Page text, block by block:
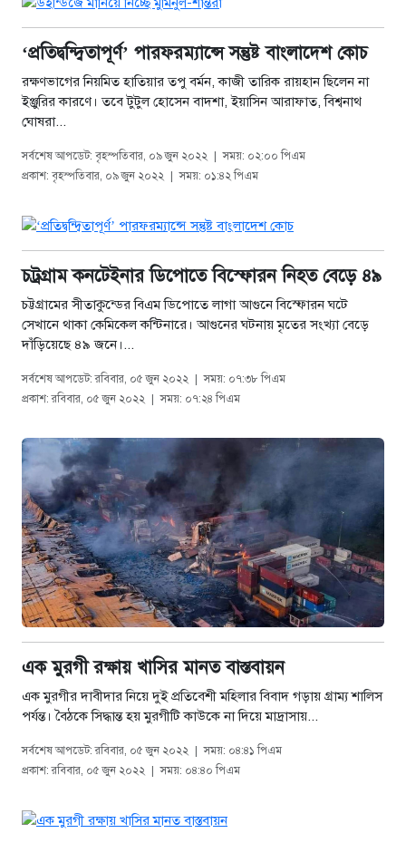
‘প্রতিদ্বন্দ্বিতাপূর্ণ’ পারফরম্যান্সে সন্তুষ্ট বাংলাদেশ কোচ
রক্ষণভাগের নিয়মিত হাতিয়ার তপু বর্মন, কাজী তারিক রায়হান ছিলেন না
ইঞ্জুরির কারণে। তবে টুটুল হোসেন বাদশা, ইয়াসিন আরাফাত, বিশ্বনাথ
ঘোষরা...
সর্বশেষ আপডেট: বৃহস্পতিবার, ০৯ জুন ২০২২
সময়: ০২:০০ পিএম
প্রকাশ: বৃহস্পতিবার, ০৯ জুন ২০২২
সময়: ০১:৪২ পিএম
চট্রগ্রাম কনটেইনার ডিপোতে বিস্ফোরন নিহত বেড়ে ৪৯
চট্টগ্রামের সীতাকুন্ডের বিএম ডিপোতে লাগা আগুনে বিস্ফোরন ঘটে
সেখানে থাকা কেমিকেল কন্টিনারে। আগুনের ঘটনায় মৃতের সংখ্যা বেড়ে
দাঁড়িয়েছে ৪৯ জনে।...
সর্বশেষ আপডেট: রবিবার, ০৫ জুন ২০২২
সময়: ০৭:৩৮ পিএম
প্রকাশ: রবিবার, ০৫ জুন ২০২২
সময়: ০৭:২৪ পিএম
এক মুরগী রক্ষায় খাসির মানত বাস্তবায়ন
এক মুরগীর দাবীদার নিয়ে দুই প্রতিবেশী মহিলার বিবাদ গড়ায় গ্রাম্য শালিস
পর্যন্ত। বৈঠকে সিদ্ধান্ত হয় মুরগীটি কাউকে না দিয়ে মাদ্রাসায়...
সর্বশেষ আপডেট: রবিবার, ০৫ জুন ২০২২ | সময়: ০৪:৪১ পিএম
প্রকাশ: রবিবার, ০৫ জুন ২০২২
| সময়: ০৪:৪০ পিএম